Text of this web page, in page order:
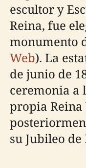
escultor y
Reina, fue
monumento
Web). La
de junio de
ceremonia a
propia
su Jubileo de